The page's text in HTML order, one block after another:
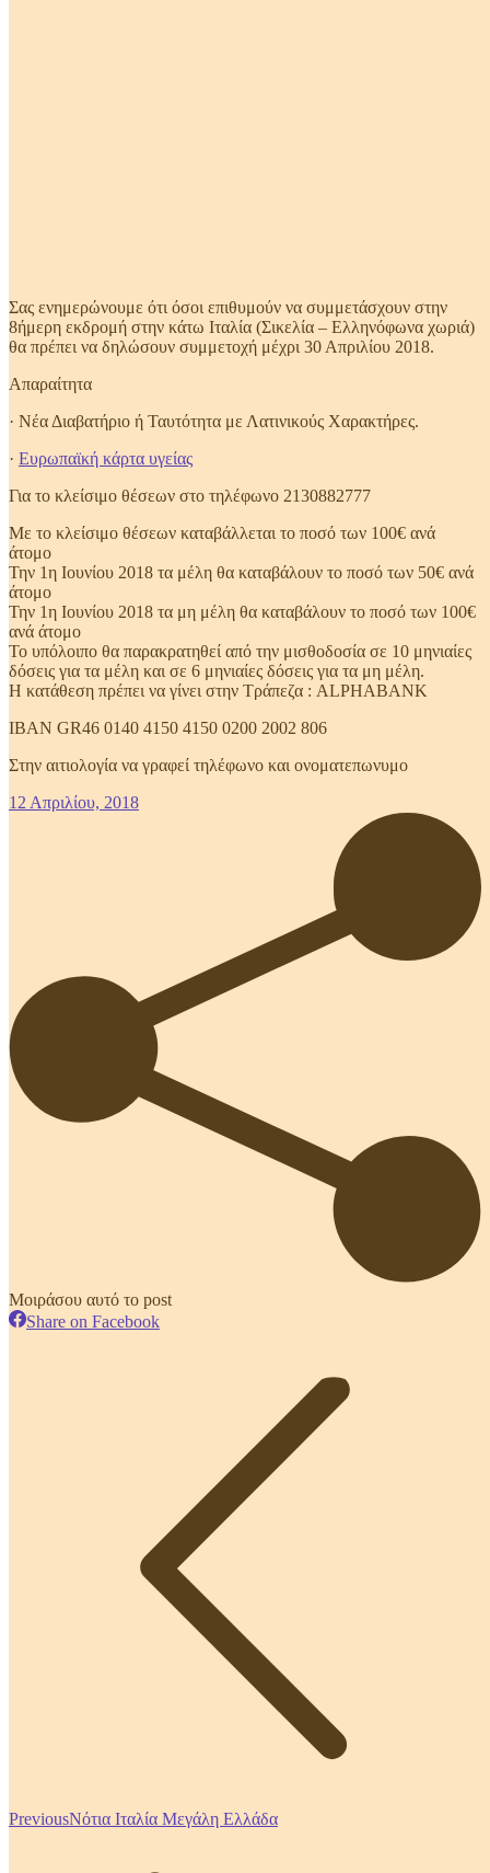
Σας ενημερώνουμε ότι όσοι επιθυμούν να συμμετάσχουν στην
8ήμερη εκδρομή στην κάτω Ιταλία (Σικελία – Ελληνόφωνα χωριά)
θα πρέπει να δηλώσουν συμμετοχή μέχρι 30 Απριλίου 2018.
Απαραίτητα
· Νέα Διαβατήριο ή Ταυτότητα με Λατινικούς Χαρακτήρες.
· Ευρωπαϊκή κάρτα υγείας
Για το κλείσιμο θέσεων στο τηλέφωνο 2130882777
Με το κλείσιμο θέσεων καταβάλλεται το ποσό των 100€ ανά
άτομο
Την 1η Ιουνίου 2018 τα μέλη θα καταβάλουν το ποσό των 50€ ανά
άτομο
Την 1η Ιουνίου 2018 τα μη μέλη θα καταβάλουν το ποσό των 100€
ανά άτομο
Το υπόλοιπο θα παρακρατηθεί από την μισθοδοσία σε 10 μηνιαίες
δόσεις για τα μέλη και σε 6 μηνιαίες δόσεις για τα μη μέλη.
Η κατάθεση πρέπει να γίνει στην Τράπεζα : ALPHABANK
IBAN GR46 0140 4150 4150 0200 2002 806
Στην αιτιολογία να γραφεί τηλέφωνο και ονοματεπωνυμο
12 Απριλίου, 2018
Μοιράσου αυτό το post
Share on FacebookShare
PreviousPrevious
Νότια Ιταλία Μεγάλη Ελλάδα